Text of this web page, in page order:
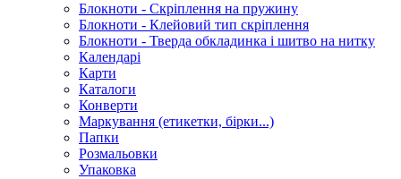
Блокноти - Скріплення на пружину
Блокноти - Клейовий тип скріплення
Блокноти - Тверда обкладинка і шитво на нитку
Календарі
Карти
Каталоги
Конверти
Маркування (етикетки, бірки...)
Папки
Розмальовки
Упаковка